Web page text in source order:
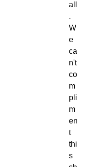
all
.
W
e
ca
n't
co
m
pli
m
en
t
thi
s